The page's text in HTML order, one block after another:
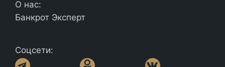
О нас:
Банкрот Эксперт
Соцсети: